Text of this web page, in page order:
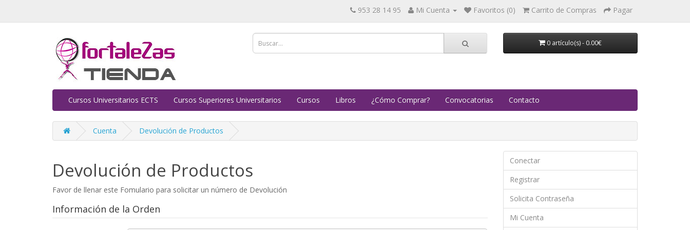
953 28 14 95 Mi Cuenta Favoritos (0) Carrito de Compras Pagar
0 artículo(s) - 0.00€
Cursos Universitarios ECTS Cursos Superiores Universitarios Cursos Libros ¿Cómo Comprar? Convocatorias Contacto
Cuenta Devolución de Productos
Devolución de Productos
Favor de llenar este Fomulario para solicitar un número de Devolución
Información de la Orden
Conectar
Registrar
Solicita Contraseña
Mi Cuenta